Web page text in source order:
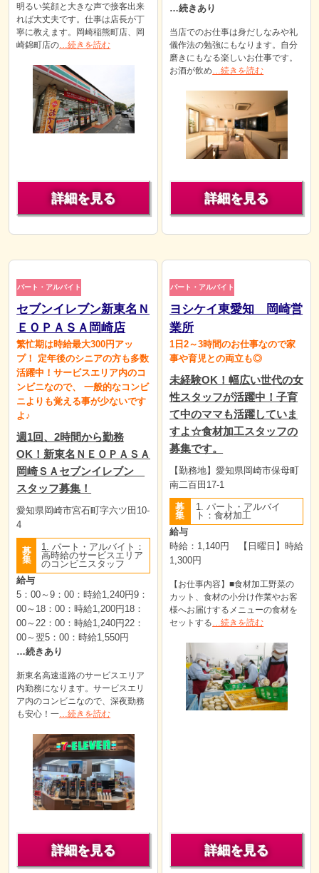
明るい笑顔と大きな声で接客出来
れば大丈夫です。仕事は店長が丁
寧に教えます。岡崎稲熊町店、岡
崎錦町店の …続きを読む
詳細を見る
…続きあり
当店でのお仕事は身だしなみや礼
儀作法の勉強にもなります。自分
磨きにもなる楽しいお仕事です。
お酒が飲め …続きを読む
詳細を見る
パート・アルバイト
セブンイレブン新東名Ｎ
ＥＯＰＡＳＡ岡崎店
繁忙期は時給最大300円アッ
プ！ 定年後のシニアの方も多数
活躍中！サービスエリア内のコ
ンビニなので、 一般的なコンビ
ニよりも覚える事が少ないです
よ♪
週1回、2時間から勤務
OK！新東名ＮＥＯＰＡＳＡ
岡崎ＳＡセブンイレブン
スタッフ募集！
愛知県岡崎市宮石町字六ツ田10-
4
募
集
1. パート・アルバイト：
高時給のサービスエリア
のコンビニスタッフ
給与
5：00～9：00：時給1,240円9：
00～18：00：時給1,200円18：
00～22：00：時給1,240円22：
00～翌5：00：時給1,550円
…続きあり
新東名高速道路のサービスエリア
内勤務になります。サービスエリ
ア内のコンビニなので、深夜勤務
も安心！一 …続きを読む
詳細を見る
パート・アルバイト
ヨシケイ東愛知 岡崎営
業所
1日2～3時間のお仕事なので家
事や育児との両立も◎
未経験OK！幅広い世代の女
性スタッフが活躍中！子育
て中のママも活躍していま
すよ☆食材加工スタッフの
募集です。
【勤務地】愛知県岡崎市保母町
南二百田17-1
募
集
1. パート・アルバイ
ト：食材加工
給与
時給：1,140円 【日曜日】時給
1,300円
【お仕事内容】■食材加工野菜の
カット、食材の小分け作業やお客
様へお届けするメニューの食材を
セットする …続きを読む
詳細を見る